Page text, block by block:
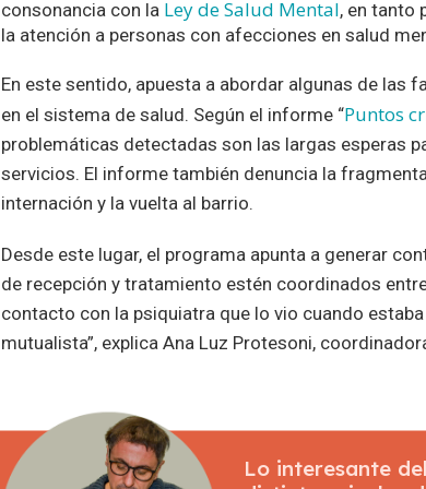
consonancia con la Ley de Salud Mental, en tanto
la atención a personas con afecciones en salud
En este sentido, apuesta a abordar algunas de las
en el sistema de salud. Según el informe “Puntos
problemáticas detectadas son las largas esperas
servicios. El informe también denuncia la
internación y la vuelta al barrio.
Desde este lugar, el programa apunta a generar
de recepción y tratamiento estén coordinados
contacto con la psiquiatra que lo vio cuando
mutualista”, explica Ana Luz Protesoni,
Lo interesante